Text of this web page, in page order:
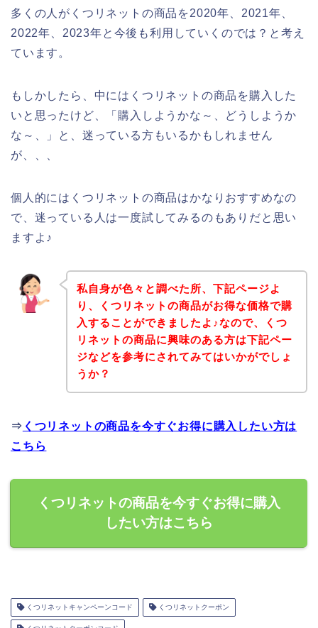
多くの人がくつリネットの商品を2020年、2021年、
2022年、2023年と今後も利用していくのでは？と考え
ています。
もしかしたら、中にはくつリネットの商品を購入した
いと思ったけど、「購入しようかな～、どうしようか
な～、」と、迷っている方もいるかもしれません
が、、、
個人的にはくつリネットの商品はかなりおすすめなの
で、迷っている人は一度試してみるのもありだと思い
ますよ♪
私自身が色々と調べた所、下記ページよ
り、くつリネットの商品がお得な価格で購
入することができましたよ♪なので、くつ
リネットの商品に興味のある方は下記ペー
ジなどを参考にされてみてはいかがでしょ
うか？
⇒ くつリネットの商品を今すぐお得に購入したい方は
こちら
くつリネットの商品を今すぐお得に購入
したい方はこちら
くつリネットキャンペーンコード くつリネットクーポン